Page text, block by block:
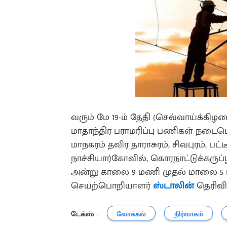
வரும் மே 19-ம் தேதி
மாதாந்திர பராமரிப்பு பணிகள்
மாநகரம் தவிர தாராசுரம்,
நாச்சியார்கோவில்,
அன்று காலை 9 மணி முதல் மாலை 5
செயற்பொறியாளர்ஸ்டாலின்
டேக்ஸ் : லோக்கல் நிர்வாகம்